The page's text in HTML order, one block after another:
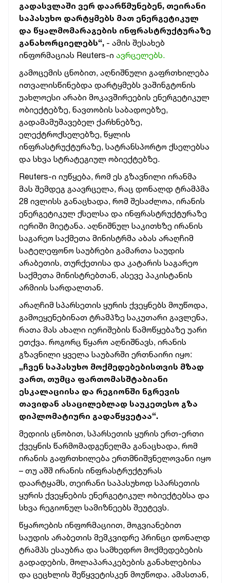
გადასვლაში ვერ დაარწმუნებენ, თეირანი
საპასუხო დარტყმებს მათ ენერგეტიკულ
და წყალმომარაგების ინფრასტრუქტურაზე
განახორციელებს“, - ამის შესახებ
ინფორმაციას Reuters-ი ავრცელებს.
გამოცემის ცნობით, აღნიშნული გაფრთხილება
ითვალისწინებდა დარტყმებს ვაშინგტონის
უახლოესი არაბი მოკავშირეების ენერგეტიკულ
ობიექტებზე, ნავთობის საბადოებზე,
გადამამუშავებელ ქარხნებზე,
ელექტროქსელებზე, წყლის
ინფრასტრუქტურაზე, სატრანსპორტო ქსელებსა
და სხვა სტრატეგიულ ობიექტებზე.
Reuters-ი იუწყება, რომ ეს გზავნილი ირანმა
მას შემდეგ გაავრცელა, რაც დონალდ ტრამპმა
28 ივლისს განაცხადა, რომ შესაძლოა, ირანის
ენერგეტიკულ ქსელსა და ინფრასტრუქტურაზე
იერიში მიეტანა. აღნიშნულ საკითხზე ირანის
საგარეო საქმეთა მინისტრმა აბას არაღჩიმ
სატელეფონო საუბრები გამართა საუდის
არაბეთის, თურქეთისა და კატარის საგარეო
საქმეთა მინისტრებთან, ასევე პაკისტანის
არმიის სარდალთან.
არაღჩიმ სპარსეთის ყურის ქვეყნებს მოუწოდა,
გამოეყენებინათ ტრამპზე საკუთარი გავლენა,
რათა მას ახალი იერიშების წამოწყებაზე უარი
ეთქვა. როგორც წყარო აღნიშნავს, ირანის
გზავნილი ყველა საუბარში ერთნაირი იყო:
„ჩვენ საპასუხო მოქმედებებისთვის მზად
ვართ, თუმცა ფართომასშტაბიანი
ესკალაციისა და რეგიონში ნგრევის
თავიდან ასაცილებლად საუკეთესო გზა
დიპლომატიური გადაწყვეტაა“.
მედიის ცნობით, სპარსეთის ყურის ერთ-ერთი
ქვეყნის წარმომადგენელმა განაცხადა, რომ
ირანის გაფრთხილება ერთმნიშვნელოვანი იყო
– თუ აშშ ირანის ინფრასტრუქტურას
დაარტყამს, თეირანი საპასუხოდ სპარსეთის
ყურის ქვეყნების ენერგეტიკულ ობიექტებსა და
სხვა რეგიონულ სამიზნეებს შეუტევს.
წყაროების ინფორმაციით, მოგვიანებით
საუდის არაბეთის მემკვიდრე პრინცი დონალდ
ტრამპს ესაუბრა და სამხედრო მოქმედებების
გადადების, მოლაპარაკებების განახლებისა
და ცეცხლის შეწყვეტისკენ მოუწოდა. ამასთან,